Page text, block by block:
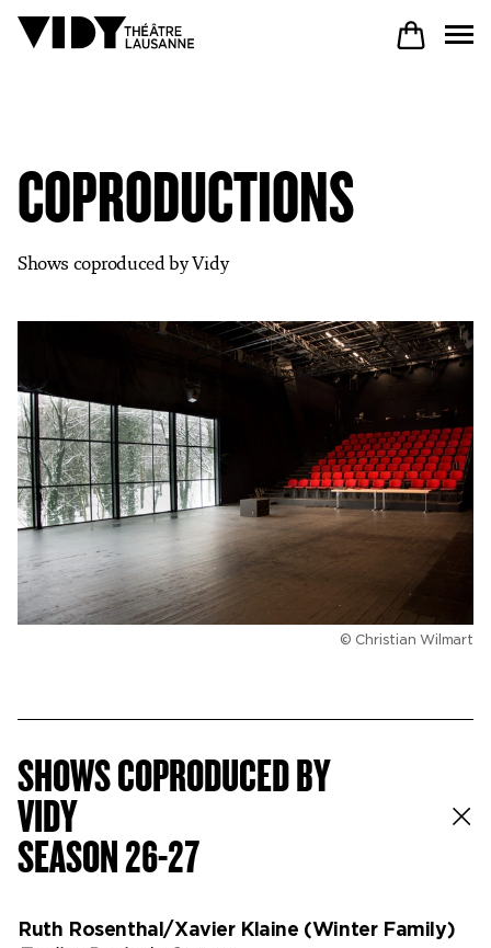
PARTICIPATE
COME TO VIDY
The Theatre
Productions
Ticketshop
My account
COPRODUCTIONS
Shows coproduced by Vidy
© Christian Wilmart
SHOWS COPRODUCED BY
VIDY
SEASON 26-27
Ruth Rosenthal/Xavier Klaine (Winter Family)